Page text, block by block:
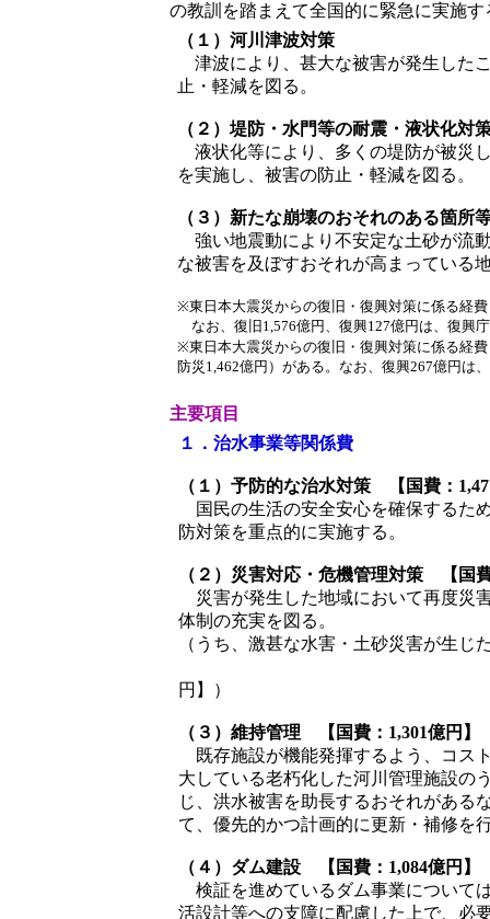
の教訓を踏まえて全国的に緊急に実施
（１）河川津波対策
津波により、甚大な被害が発生した
止・軽減を図る。
（２）堤防・水門等の耐震・液状化対
液状化等により、多くの堤防が被災
を実施し、被害の防止・軽減を図る。
（３）新たな崩壊のおそれのある箇所
強い地震動により不安定な土砂が流
な被害を及ぼすおそれが高まっている
※東日本大震災からの復旧・復興対策に係る経
なお、復旧1,576億円、復興127億円は、復興
※東日本大震災からの復旧・復興対策に係る経
防災1,462億円）がある。なお、復興267億円は
主要項目
１．治水事業等関係費
（１）予防的な治水対策 【国費：
国民の生活の安全安心を確保するた
防対策を重点的に実施する。
（２）災害対応・危機管理対策 【国
災害が発生した地域において再度災
体制の充実を図る。
（うち、激甚な水害・土砂災害が生じ
円】）
（３）維持管理 【国費：1,301億円】
既存施設が機能発揮するよう、コス
大している老朽化した河川管理施設の
じ、洪水被害を助長するおそれがある
て、優先的かつ計画的に更新・補修を
（４）ダム建設 【国費：1,084億円】
検証を進めているダム事業について
活設計等への支障に配慮した上で、必